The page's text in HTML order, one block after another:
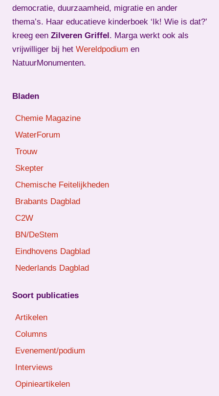
democratie, duurzaamheid, migratie en ander
thema’s. Haar educatieve kinderboek ‘Ik! Wie is dat?’
kreeg een Zilveren Griffel . Marga werkt ook als
vrijwilliger bij het Wereldpodium en
NatuurMonumenten.
Bladen
Chemie Magazine
WaterForum
Trouw
Skepter
Chemische Feitelijkheden
Brabants Dagblad
C2W
BN/DeStem
Eindhovens Dagblad
Nederlands Dagblad
Soort publicaties
Artikelen
Columns
Evenement/podium
Interviews
Opinieartikelen